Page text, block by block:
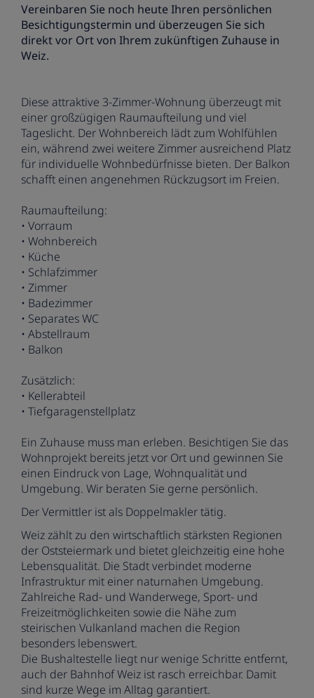
Vereinbaren Sie noch heute Ihren persönlichen
Besichtigungstermin und überzeugen Sie sich
direkt vor Ort von Ihrem zukünftigen Zuhause in
Weiz.
Diese attraktive 3-Zimmer-Wohnung überzeugt mit
einer großzügigen Raumaufteilung und viel
Tageslicht. Der Wohnbereich lädt zum Wohlfühlen
ein, während zwei weitere Zimmer ausreichend Platz
für individuelle Wohnbedürfnisse bieten. Der Balkon
schafft einen angenehmen Rückzugsort im Freien.
Raumaufteilung:
• Vorraum
• Wohnbereich
• Küche
• Schlafzimmer
• Zimmer
• Badezimmer
• Separates WC
• Abstellraum
• Balkon
Zusätzlich:
• Kellerabteil
• Tiefgaragenstellplatz
Ein Zuhause muss man erleben. Besichtigen Sie das
Wohnprojekt bereits jetzt vor Ort und gewinnen Sie
einen Eindruck von Lage, Wohnqualität und
Umgebung. Wir beraten Sie gerne persönlich.
Der Vermittler ist als Doppelmakler tätig.
Weiz zählt zu den wirtschaftlich stärksten Regionen
der Oststeiermark und bietet gleichzeitig eine hohe
Lebensqualität. Die Stadt verbindet moderne
Infrastruktur mit einer naturnahen Umgebung.
Zahlreiche Rad- und Wanderwege, Sport- und
Freizeitmöglichkeiten sowie die Nähe zum
steirischen Vulkanland machen die Region
besonders lebenswert.
Die Bushaltestelle liegt nur wenige Schritte entfernt,
auch der Bahnhof Weiz ist rasch erreichbar. Damit
sind kurze Wege im Alltag garantiert.